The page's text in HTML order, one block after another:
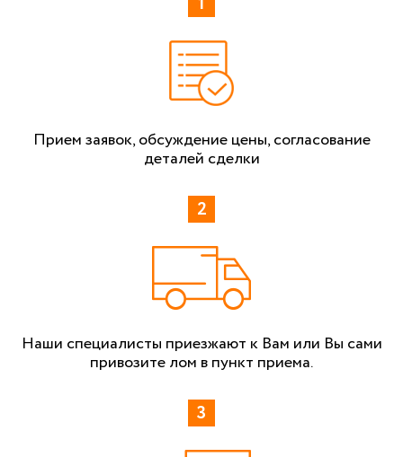
Прием заявок, обсуждение цены, согласование
деталей сделки
Наши специалисты приезжают к Вам или Вы сами
привозите лом в пункт приема.